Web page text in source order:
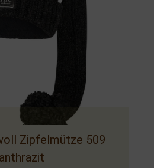
Zipfelmütze 509
anthrazit